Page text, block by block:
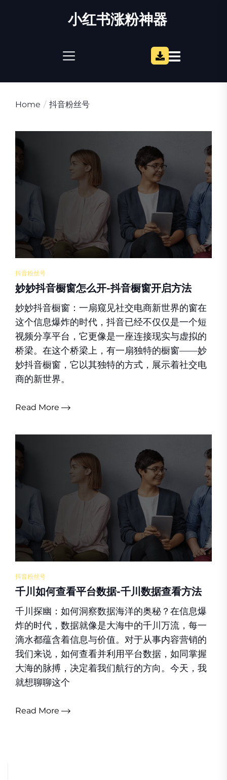
小红书涨粉神器
Home 抖音粉丝号
抖音粉丝号
妙妙抖音橱窗怎么开-抖音橱窗开启方法
妙妙抖音橱窗：一扇窥见社交电商新世界的窗在
这个信息爆炸的时代，抖音已经不仅仅是一个短
视频分享平台，它更像是一座连接现实与虚拟的
桥梁。在这个桥梁上，有一扇独特的橱窗——妙
妙抖音橱窗，它以其独特的方式，展示着社交电
商的新世界。
Read More
抖音粉丝号
千川如何查看平台数据-千川数据查看方法
千川探幽：如何洞察数据海洋的奥秘？在信息爆
炸的时代，数据就像是大海中的千川万流，每一
滴水都蕴含着信息与价值。对于从事内容营销的
我们来说，如何查看并利用平台数据，如同掌握
大海的脉搏，决定着我们航行的方向。今天，我
就想聊聊这个
Read More